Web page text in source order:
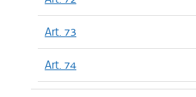
Art. 73
Art. 74